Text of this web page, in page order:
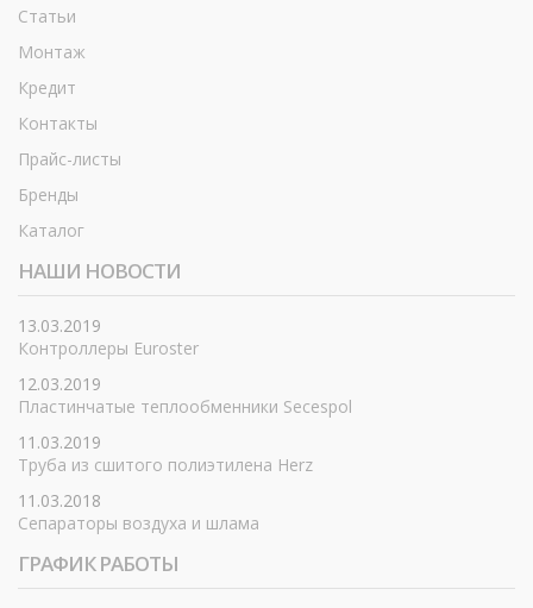
Статьи
Монтаж
Кредит
Контакты
Прайс-листы
Бренды
Каталог
НАШИ НОВОСТИ
13.03.2019
Контроллеры Euroster
12.03.2019
Пластинчатые теплообменники Secespol
11.03.2019
Труба из сшитого полиэтилена Herz
11.03.2018
Сепараторы воздуха и шлама
ГРАФИК РАБОТЫ